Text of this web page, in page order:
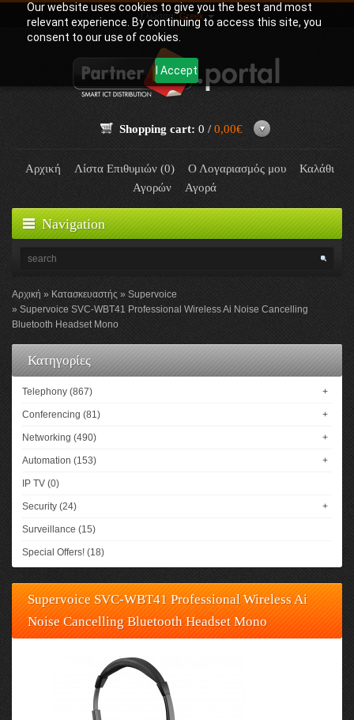
Our website uses cookies to give you the best and most
relevant experience. By continuing to access this site, you
consent to our use of cookies.
I Accept
Γλώσσα:Greek
Shopping cart: 0 / 0,00€
Αρχική Λίστα Επιθυμιών (0) Ο Λογαριασμός μου
Καλάθι
Αγορών
Αγορά
Navigation
Αρχική Κατασκευαστής
Supervoice
Supervoice SVC-WBT41 Professional Wireless Ai Noise Cancelling
Bluetooth Headset Mono
Κατηγορίες
Telephony (867) +
Conferencing (81) +
Networking (490) +
Automation (153) +
IP TV (0)
Security (24) +
Surveillance (15)
Special Offers! (18)
Supervoice SVC-WBT41 Professional Wireless Ai
Noise Cancelling Bluetooth Headset Mono